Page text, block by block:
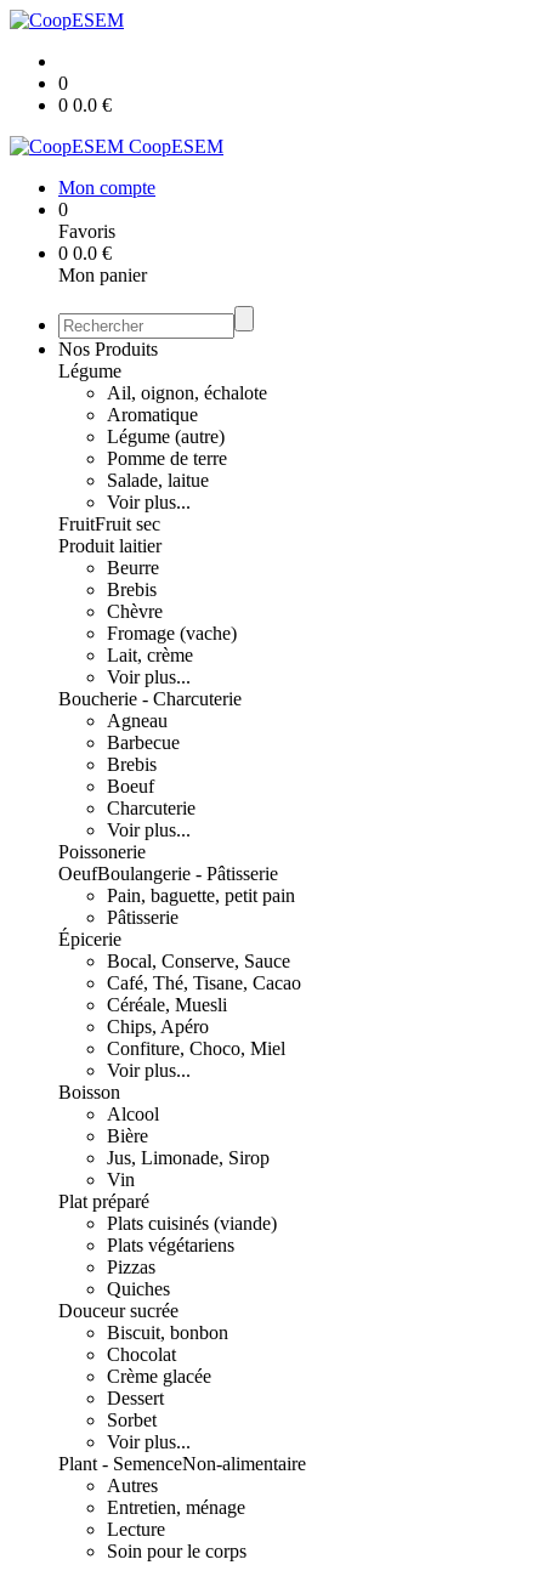
0
0 0.0 €
CoopESEM
Mon compte
0
Favoris
0 0.0 €
Mon panier
Nos Produits
Légume
Ail, oignon, échalote
Aromatique
Légume (autre)
Pomme de terre
Salade, laitue
Voir plus...
FruitFruit sec
Produit laitier
Beurre
Brebis
Chèvre
Fromage (vache)
Lait, crème
Voir plus...
Boucherie - Charcuterie
Agneau
Barbecue
Brebis
Boeuf
Charcuterie
Voir plus...
Poissonerie
OeufBoulangerie - Pâtisserie
Pain, baguette, petit pain
Pâtisserie
Épicerie
Bocal, Conserve, Sauce
Café, Thé, Tisane, Cacao
Céréale, Muesli
Chips, Apéro
Confiture, Choco, Miel
Voir plus...
Boisson
Alcool
Bière
Jus, Limonade, Sirop
Vin
Plat préparé
Plats cuisinés (viande)
Plats végétariens
Pizzas
Quiches
Douceur sucrée
Biscuit, bonbon
Chocolat
Crème glacée
Dessert
Sorbet
Voir plus...
Plant - SemenceNon-alimentaire
Autres
Entretien, ménage
Lecture
Soin pour le corps